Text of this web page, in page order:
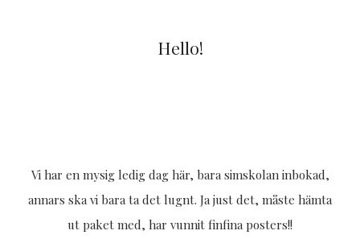
Hello!
Vi har en mysig ledig dag här, bara simskolan inbokad,
annars ska vi bara ta det lugnt. Ja just det, måste hämta
ut paket med, har vunnit finfina posters!!